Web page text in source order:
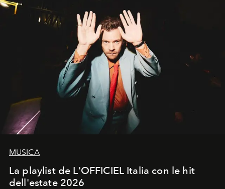
MUSICA
La playlist de L'OFFICIEL Italia con le hit
dell'estate 2026